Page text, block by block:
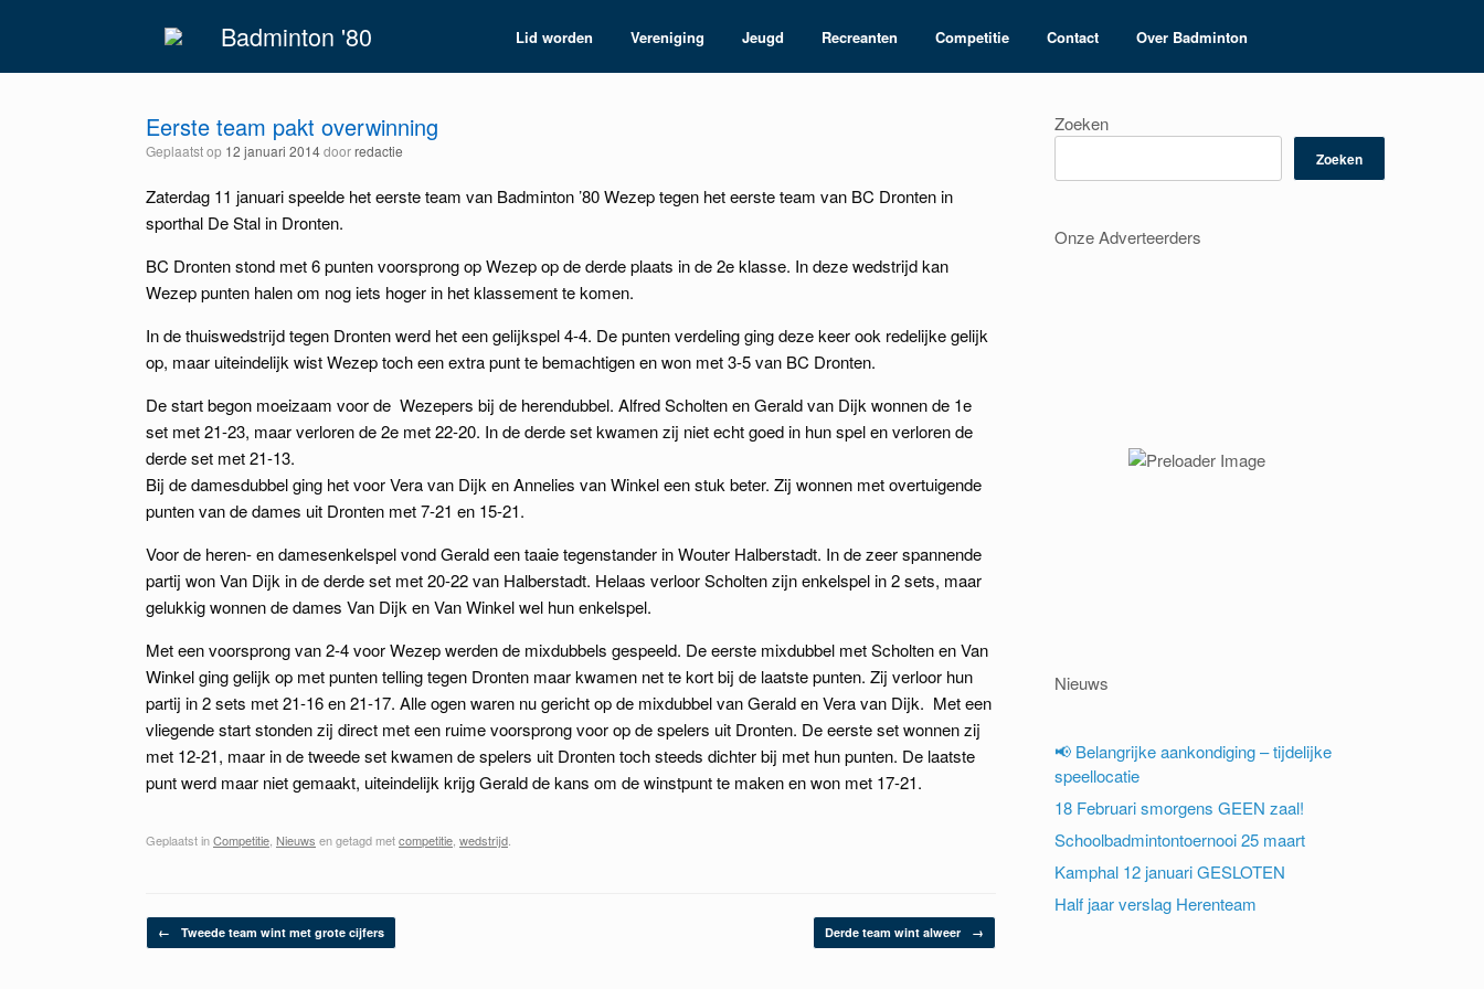
Badminton '80 Lid worden Vereniging Jeugd Recreanten Competitie Contact Over Badminton
Eerste team pakt overwinning
Geplaatst op 12 januari 2014doorredactie
Zaterdag 11 januari speelde het eerste team van Badminton ’80 Wezep tegen het eerste team van BC Dronten in
sporthal De Stal in Dronten.
BC Dronten stond met 6 punten voorsprong op Wezep op de derde plaats in de 2e klasse. In deze wedstrijd kan
Wezep punten halen om nog iets hoger in het klassement te komen.
In de thuiswedstrijd tegen Dronten werd het een gelijkspel 4-4. De punten verdeling ging deze keer ook redelijke gelijk
op, maar uiteindelijk wist Wezep toch een extra punt te bemachtigen en won met 3-5 van BC Dronten.
De start begon moeizaam voor de Wezepers bij de herendubbel. Alfred Scholten en Gerald van Dijk wonnen de 1e
set met 21-23, maar verloren de 2e met 22-20. In de derde set kwamen zij niet echt goed in hun spel en verloren de
derde set met 21-13.
Bij de damesdubbel ging het voor Vera van Dijk en Annelies van Winkel een stuk beter. Zij wonnen met overtuigende
punten van de dames uit Dronten met 7-21 en 15-21.
Voor de heren- en damesenkelspel vond Gerald een taaie tegenstander in Wouter Halberstadt. In de zeer spannende
partij won Van Dijk in de derde set met 20-22 van Halberstadt. Helaas verloor Scholten zijn enkelspel in 2 sets, maar
gelukkig wonnen de dames Van Dijk en Van Winkel wel hun enkelspel.
Met een voorsprong van 2-4 voor Wezep werden de mixdubbels gespeeld. De eerste mixdubbel met Scholten en Van
Winkel ging gelijk op met punten telling tegen Dronten maar kwamen net te kort bij de laatste punten. Zij verloor hun
partij in 2 sets met 21-16 en 21-17. Alle ogen waren nu gericht op de mixdubbel van Gerald en Vera van Dijk. Met een
vliegende start stonden zij direct met een ruime voorsprong voor op de spelers uit Dronten. De eerste set wonnen zij
met 12-21, maar in de tweede set kwamen de spelers uit Dronten toch steeds dichter bij met hun punten. De laatste
punt werd maar niet gemaakt, uiteindelijk krijg Gerald de kans om de winstpunt te maken en won met 17-21.
Geplaatst inCompetitie Nieuws en getagd metcompetitie wedstrijd
Berichtnavigatie
← Tweede team wint met grote cijfers Derde team wint alweer →
Zoeken
Zoeken
Onze Adverteerders
Nieuws
📢 Belangrijke aankondiging – tijdelijke
speellocatie
18 Februari smorgens GEEN zaal!
Schoolbadmintontoernooi 25 maart
Kamphal 12 januari GESLOTEN
Half jaar verslag Herenteam